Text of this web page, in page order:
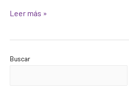
Leer más »
Buscar